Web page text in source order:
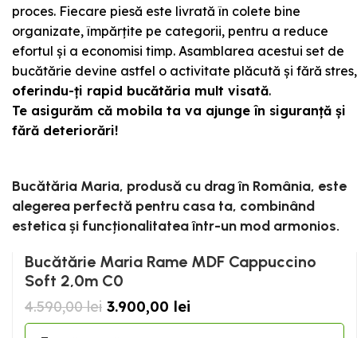
proces. Fiecare piesă este livrată în colete bine
organizate, împărțite pe categorii, pentru a reduce
efortul și a economisi timp. Asamblarea acestui set de
bucătărie devine astfel o activitate plăcută și fără stres,
oferindu-ți rapid bucătăria mult visată.
Te asigurăm că mobila ta va ajunge în siguranță și
fără deteriorări!
Bucătăria Maria, produsă cu drag în România, este
alegerea perfectă pentru casa ta, combinând
estetica și funcționalitatea într-un mod armonios.
Bucătărie Maria Rame MDF Cappuccino
Soft 2,0m C0
4.590,00lei 3.900,00 lei